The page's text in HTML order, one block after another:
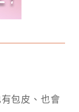
包皮、也會